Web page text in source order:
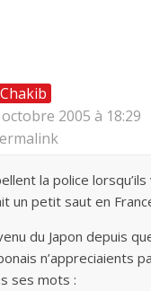
Chakib
2005 à 18:29
la police
un petit saut en
du Japon depuis
n’appreciaients
ses mots :